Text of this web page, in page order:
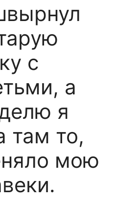
с
а
я
там то,
мою